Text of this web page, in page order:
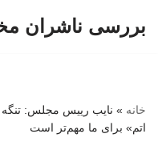
بررسی ناشران
خانه » نایب رییس مجلس: تنگه
اتم» برای ما مهم‌تر است